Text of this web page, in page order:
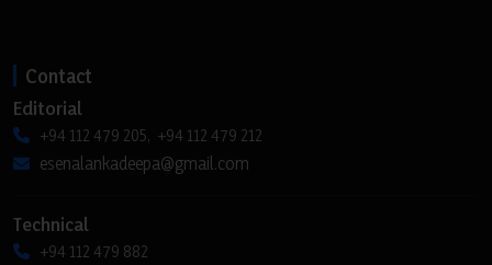
Contact
Editorial
+94 112 479 205, +94 112 479 212
esenalankadeepa@gmail.com
Technical
+94 112 479 882